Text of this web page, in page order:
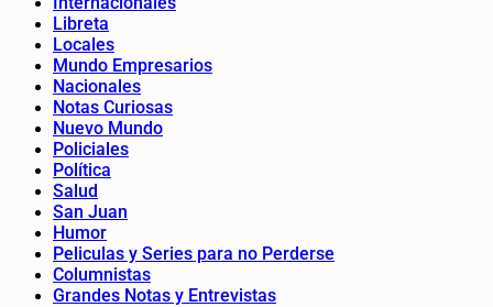
Libreta
Locales
Mundo Empresarios
Nacionales
Notas Curiosas
Nuevo Mundo
Policiales
Política
Salud
San Juan
Humor
Peliculas y Series para no Perderse
Columnistas
Grandes Notas y Entrevistas